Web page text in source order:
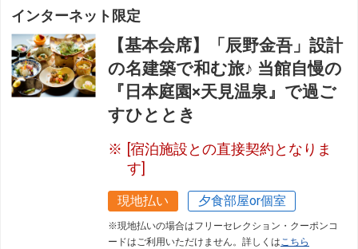
インターネット限定
【基本会席】「辰野金吾」設計
の名建築で和む旅♪ 当館自慢の
『日本庭園×天見温泉』で過ご
すひととき
[宿泊施設との直接契約となりま
す]
現地払い 夕食部屋or個室
※現地払いの場合はフリーセレクション・クーポンコ
ードはご利用いただけません。詳しくはこちら